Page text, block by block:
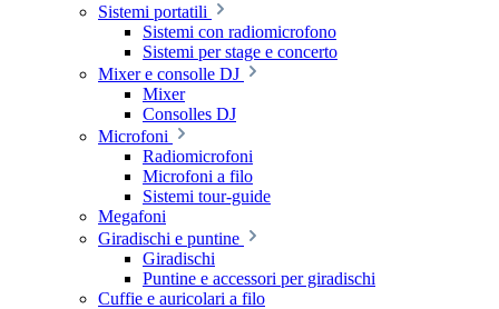
Sistemi portatili
Sistemi con radiomicrofono
Sistemi per stage e concerto
Mixer e consolle DJ
Mixer
Consolles DJ
Microfoni
Radiomicrofoni
Microfoni a filo
Sistemi tour-guide
Megafoni
Giradischi e puntine
Giradischi
Puntine e accessori per giradischi
Cuffie e auricolari a filo